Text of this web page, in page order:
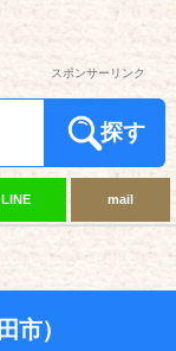
スポンサーリンク
探す
LINE mail
市）